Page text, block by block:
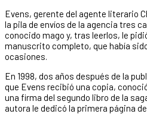
Evens, gerente del agente literario
la pila de envíos de la agencia tres
conocido mago y, tras leerlos, le
manuscrito completo, que había
ocasiones.
En 1998, dos años después de la
que Evens recibió una copia,
una firma del segundo libro de la
autora le dedicó la primera página